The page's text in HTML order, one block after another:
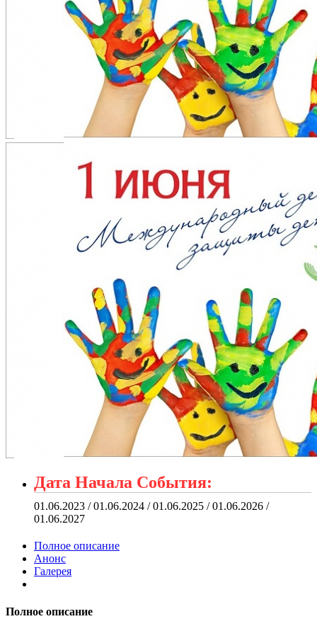
Дата Начала События:
01.06.2023 / 01.06.2024 / 01.06.2025 / 01.06.2026 /
01.06.2027
Полное описание
Анонс
Галерея
Полное описание